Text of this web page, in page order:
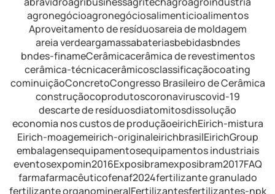
agronegócioagronegóciosalimenticioalimentos
Aproveitamento de resíduosareia de moldagem
areia verdeargamassabateriasbebidasbndes
bndes-finameCerâmicacerâmica de revestimentos
cerâmica-técnicacerâmicosclassificaçãocoating
cominuiçãoConcretoCongresso Brasileiro de Cerâmica
construçãocoprodutoscoronaviruscovid-19
descarte de resíduosdiatomitosdissolução
economia nos custos de produçãoeirichEirich-mistura
Eirich-moagemeirich-originaleirichbrasilEirichGroup
embalagensequipamentosequipamentos industriais
eventosexpomin2016Exposibramexposibram2017FAQ
farmafarmacêuticofenaf2024fertilizante granulado
fertilizante organomineralFertilizantesfertilizantes-npk